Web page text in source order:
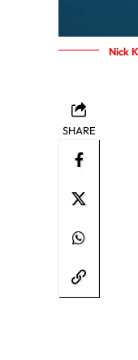
Nick
SHARE